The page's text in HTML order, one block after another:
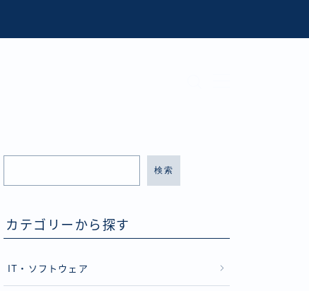
検索
カテゴリーから探す
IT・ソフトウェア